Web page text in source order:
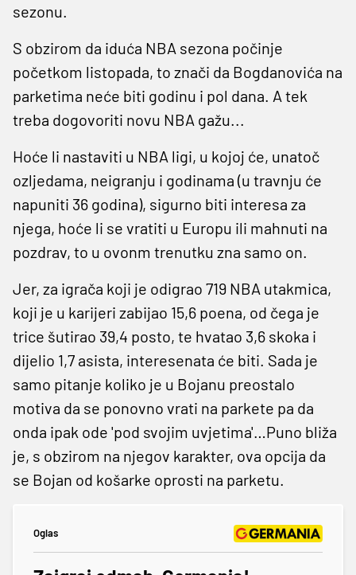
sezonu.
S obzirom da iduća NBA sezona počinje
početkom listopada, to znači da Bogdanovića na
parketima neće biti godinu i pol dana. A tek
treba dogovoriti novu NBA gažu...
Hoće li nastaviti u NBA ligi, u kojoj će, unatoč
ozljedama, neigranju i godinama (u travnju će
napuniti 36 godina), sigurno biti interesa za
njega, hoće li se vratiti u Europu ili mahnuti na
pozdrav, to u ovonm trenutku zna samo on.
Jer, za igrača koji je odigrao 719 NBA utakmica,
koji je u karijeri zabijao 15,6 poena, od čega je
trice šutirao 39,4 posto, te hvatao 3,6 skoka i
dijelio 1,7 asista, interesenata će biti. Sada je
samo pitanje koliko je u Bojanu preostalo
motiva da se ponovno vrati na parkete pa da
onda ipak ode 'pod svojim uvjetima'…Puno bliža
je, s obzirom na njegov karakter, ova opcija da
se Bojan od košarke oprosti na parketu.
Oglas